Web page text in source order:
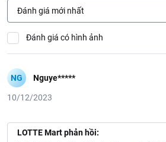
Đánh giá mới nhất
Đánh giá có hình ảnh
NG Nguye*****
10/12/2023
LOTTE Mart phản hồi: